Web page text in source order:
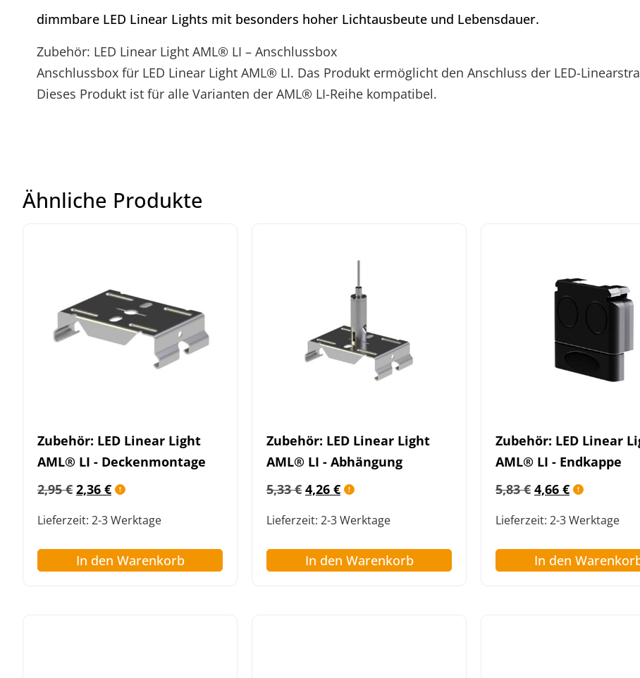
dimmbare LED Linear Lights mit besonders hoher Lichtausbeute und Lebensdauer.
Zubehör: LED Linear Light AML® LI – Anschlussbox
Anschlussbox für LED Linear Light AML® LI. Das Produkt ermöglicht den Anschluss der LED-
Dieses Produkt ist für alle Varianten der AML® LI-Reihe kompatibel.
Ähnliche Produkte
Zubehör: LED Linear Light
AML® LI - Deckenmontage
2,95€ 2,36 €
Lieferzeit: 2-3 Werktage
In den Warenkorb
Zubehör: LED Linear Light
AML® LI - Abhängung
5,33€ 4,26 €
Lieferzeit: 2-3 Werktage
In den Warenkorb
Zubehör: LED Linear
AML® LI - Endkappe
5,83€ 4,66 €
Lieferzeit: 2-3 Werktage
In den